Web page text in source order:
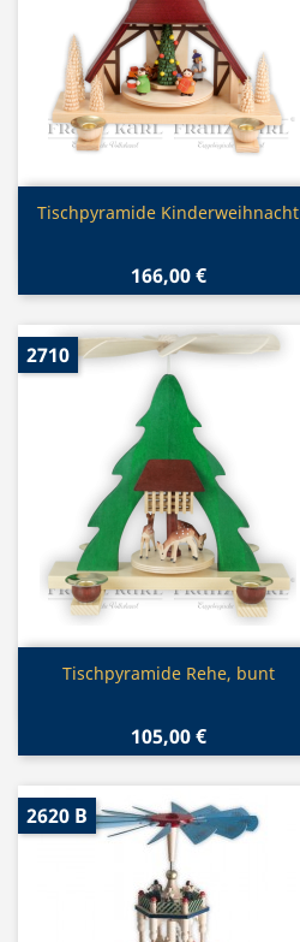
Vorschau
Tischpyramide Kinderweihnacht
166,00 €
Vorschau
Tischpyramide Rehe, bunt
105,00 €
2710
2620 B